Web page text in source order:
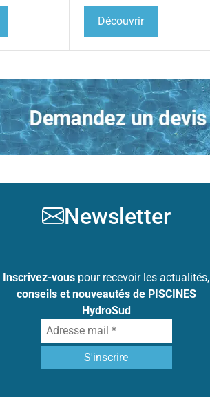
Découvrir
Newsletter
Inscrivez-vous pour recevoir les actualités,
conseils et nouveautés de PISCINES
HydroSud